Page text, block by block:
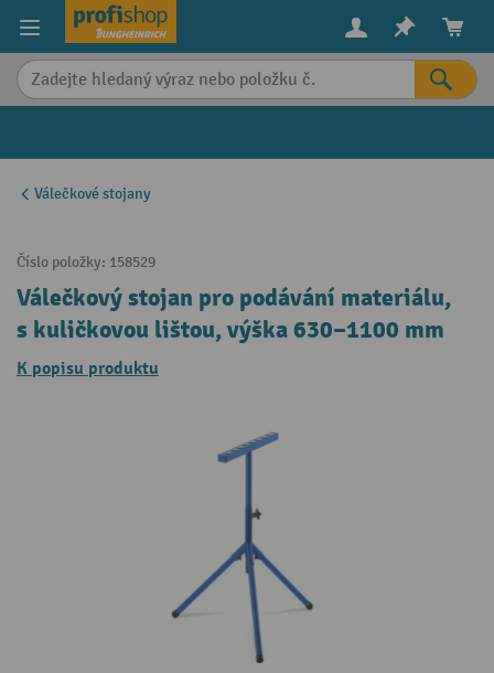
content
Válečkové stojany
Číslo položky: 158529
Válečkový stojan pro podávání materiálu,
s kuličkovou lištou, výška 630–1100 mm
K popisu produktu